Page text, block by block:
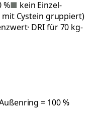
%■ kein Einzel-
mit Cystein gruppiert)
· DRI für 70 kg-
= 100 %